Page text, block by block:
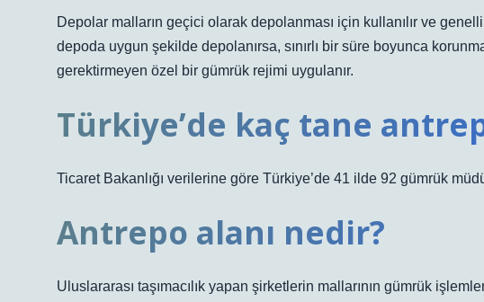
Depolar malların geçici olarak depolanması için kullanılır ve
depoda uygun şekilde depolanırsa, sınırlı bir süre boyunca
gerektirmeyen özel bir gümrük rejimi uygulanır.
Türkiye’de kaç tane
Ticaret Bakanlığı verilerine göre Türkiye’de 41 ilde 92 gümrük
Antrepo alanı nedir?
Uluslararası taşımacılık yapan şirketlerin mallarının gümrük